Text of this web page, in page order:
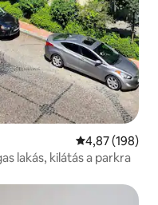
Átlagos
4,87 (198)
lakás, kilátás a parkra